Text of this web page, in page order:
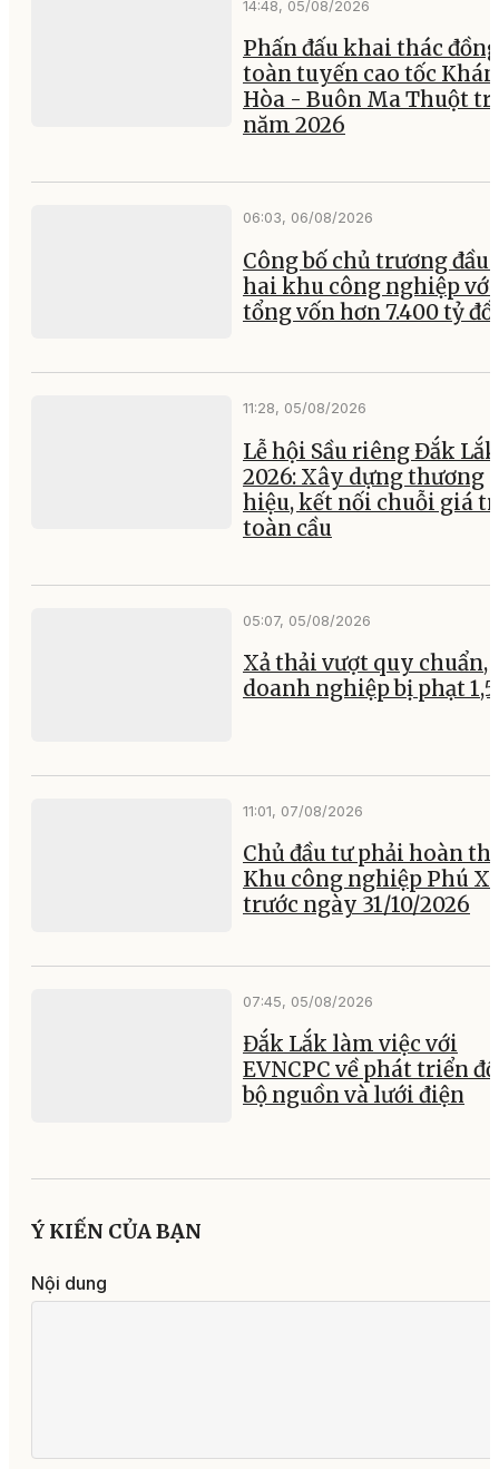
14:48, 05/08/2026
Phấn đấu khai thác
toàn tuyến cao tốc
Hòa - Buôn Ma Thuột
năm 2026
06:03, 06/08/2026
Công bố chủ trương đầu
hai khu công nghiệp với
tổng vốn hơn 7.400 tỷ
11:28, 05/08/2026
Lễ hội Sầu riêng Đắk Lắk
2026: Xây dựng thương
hiệu, kết nối chuỗi giá
toàn cầu
05:07, 05/08/2026
Xả thải vượt quy chuẩn,
doanh nghiệp bị phạt
11:01, 07/08/2026
Chủ đầu tư phải hoàn
Khu công nghiệp Phú
trước ngày 31/10/2026
07:45, 05/08/2026
Đắk Lắk làm việc với
EVNCPC về phát triển
bộ nguồn và lưới điện
Ý KIẾN CỦA BẠN
Nội dung